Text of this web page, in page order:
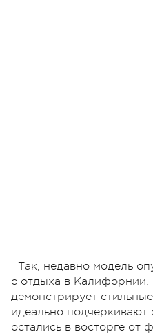
Так, недавно модель
с отдыха в
демонстрирует
идеально
остались в восторге от